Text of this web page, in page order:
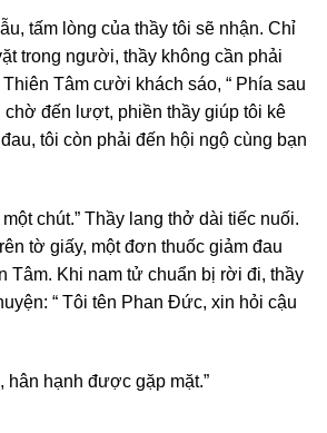
tấm lòng của thầy tôi sẽ nhận. Chỉ
trong người, thầy không cần phải
Thiên Tâm cười khách sáo, “ Phía sau
đến lượt, phiền thầy giúp tôi kê
tôi còn phải đến hội ngộ cùng bạn
chút.” Thầy lang thở dài tiếc nuối.
tờ giấy, một đơn thuốc giảm đau
Tâm. Khi nam tử chuẩn bị rời đi, thầy
“ Tôi tên Phan Đức, xin hỏi cậu
hân hạnh được gặp mặt.”